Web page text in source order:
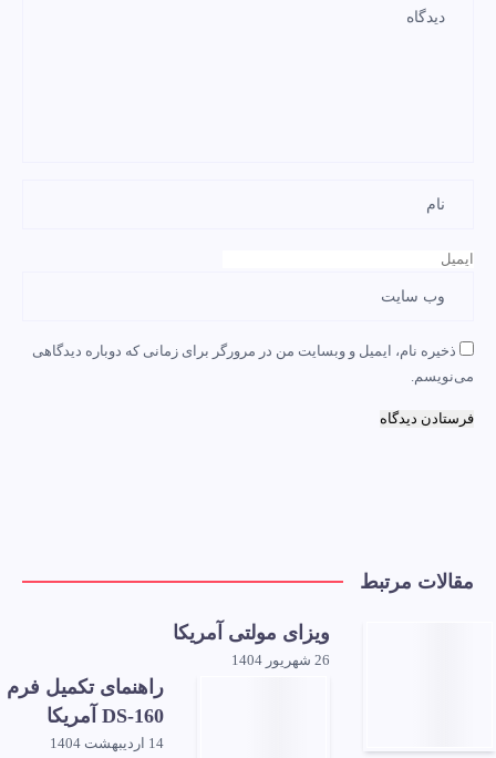
ذخیره نام، ایمیل و وبسایت من در مرورگر برای زمانی که دوباره دیدگاهی
می‌نویسم.
مقالات مرتبط
ویزای مولتی آمریکا
26 شهریور 1404
راهنمای تکمیل فرم
DS-160 آمریکا
14 اردیبهشت 1404